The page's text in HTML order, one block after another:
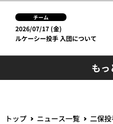
チーム
2026/07/17 (金)
ルケーシー投手 入団について
もっ
トップ
ニュース一覧 二保